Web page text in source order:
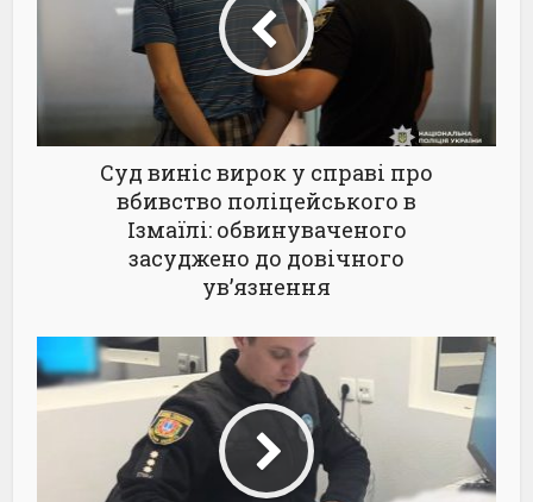
Суд виніс вирок у справі про
вбивство поліцейського в
Ізмаїлі: обвинуваченого
засуджено до довічного
ув’язнення